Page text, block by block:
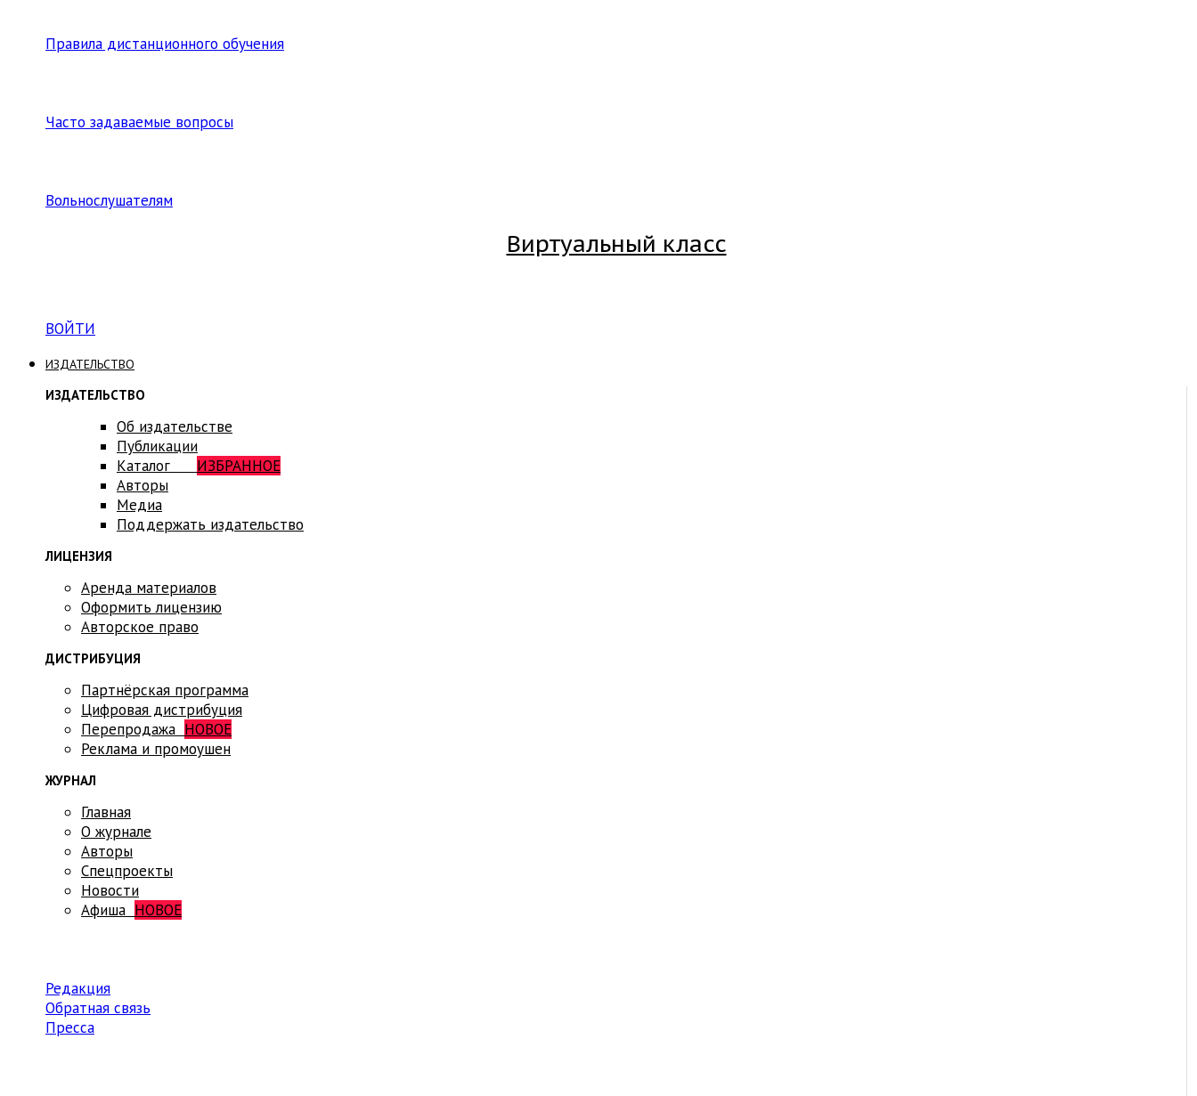
Правила дистанционного обучения
Часто задаваемые вопросы
Вольнослушателям
Виртуальный класс
ВОЙТИ
ИЗДАТЕЛЬСТВО
ИЗДАТЕЛЬСТВО
Об издательстве
Публикации
Каталог ИЗБРАННОЕ
Авторы
Медиа
Поддержать издательство
ЛИЦЕНЗИЯ
Аренда материалов
Оформить лицензию
Авторское право
ДИСТРИБУЦИЯ
Партнёрская программа
Цифровая дистрибуция
Перепродажа НОВОЕ
Реклама и промоушен
ЖУРНАЛ
Главная
О журнале
Авторы
Спецпроекты
Новости
Афиша НОВОЕ
Редакция
Обратная связь
Пресса